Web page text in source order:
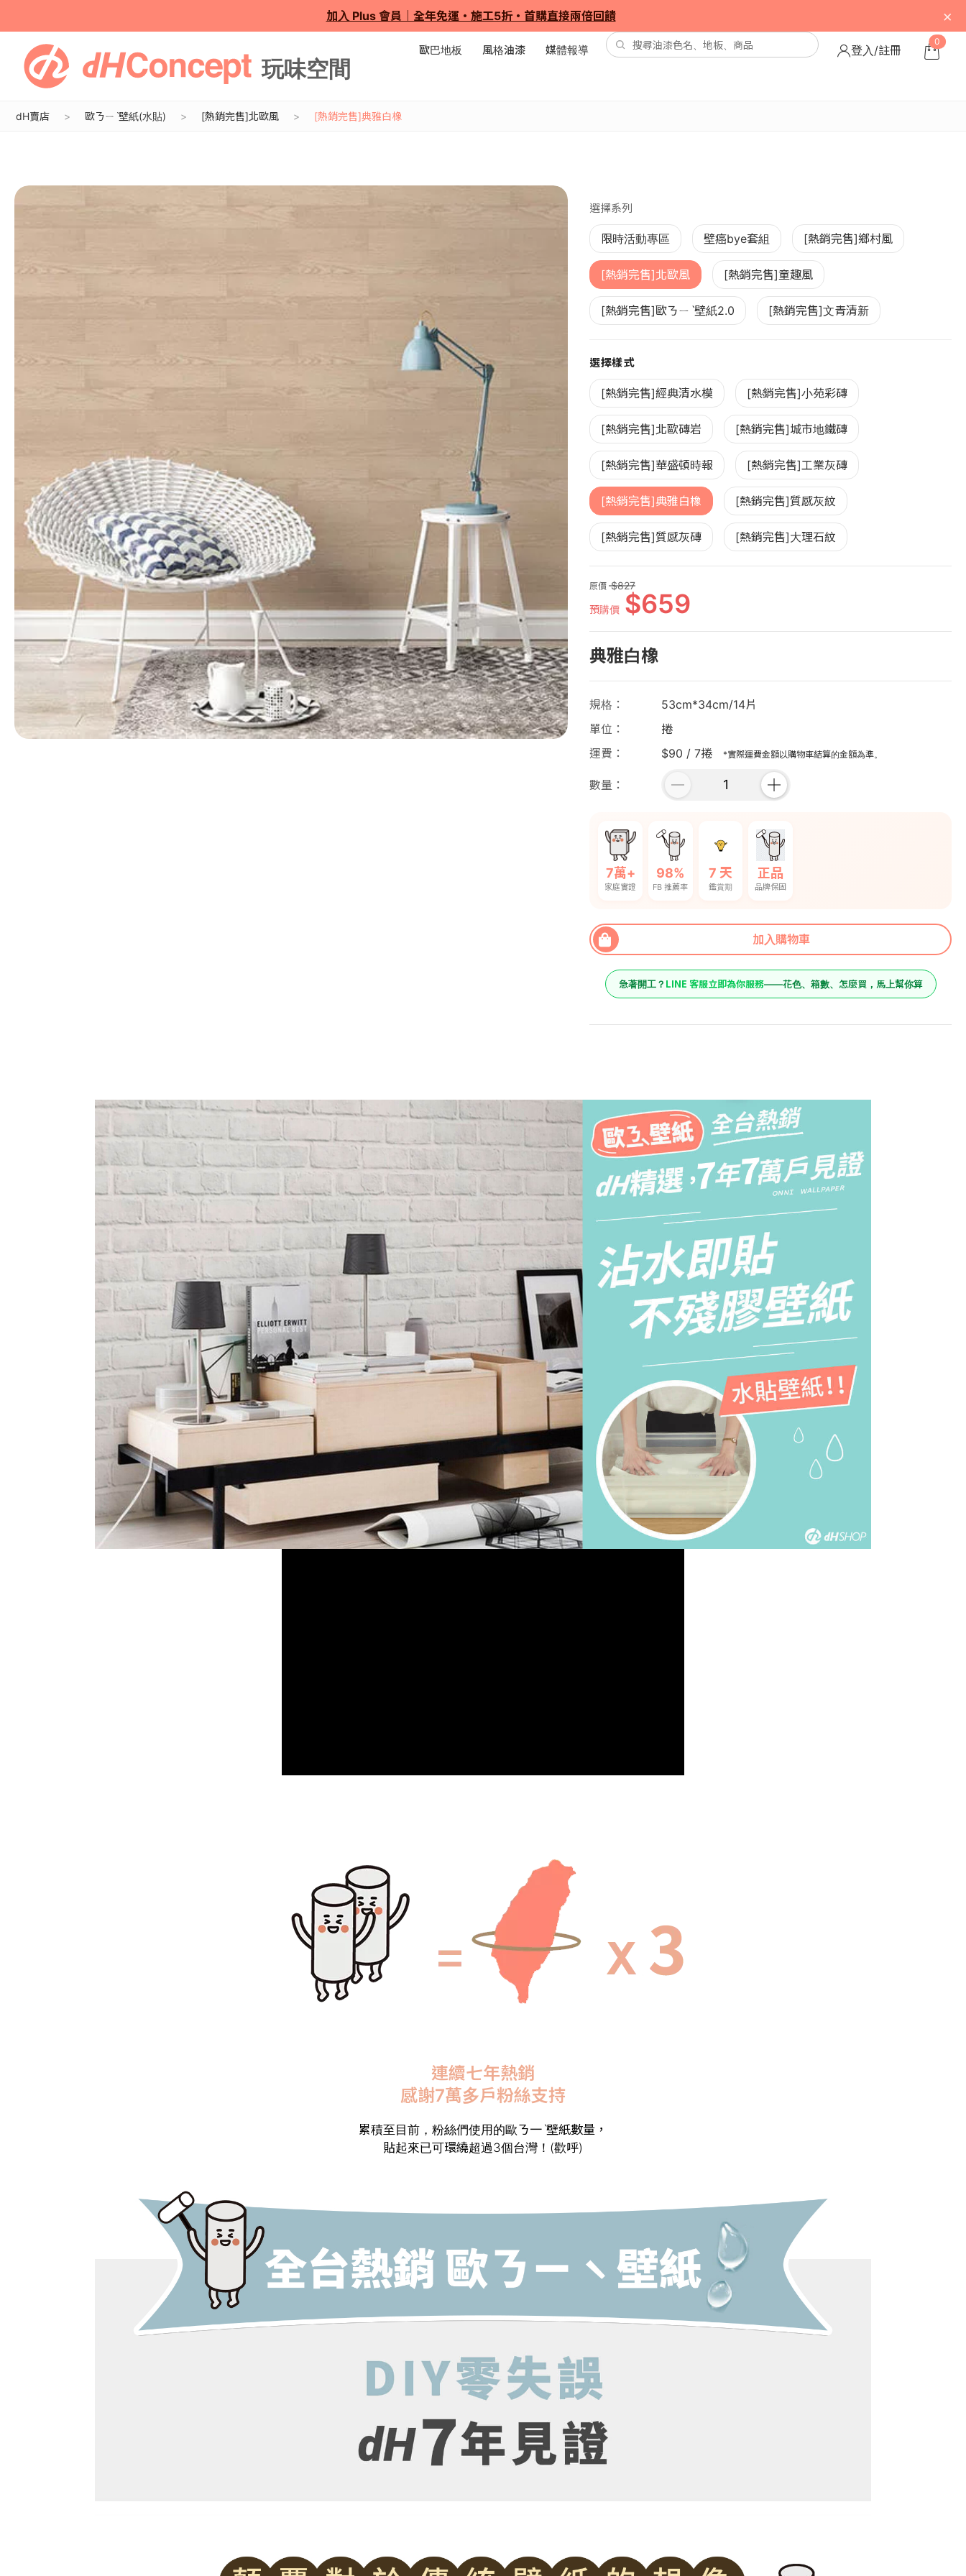
加入 Plus 會員｜全年免運・施工5折・首購直接兩倍回饋 ×
歐巴地板 風格油漆 媒體報導 登入/註冊
0
dH賣店 歐ㄋㄧˋ壁紙(水貼) [熱銷完售]北歐風 [熱銷完售]典雅白橡
選擇系列
限時活動專區 壁癌bye套組 [熱銷完售]鄉村風
[熱銷完售]北歐風 [熱銷完售]童趣風
[熱銷完售]歐ㄋㄧˋ壁紙2.0 [熱銷完售]文青清新
選擇樣式
[熱銷完售]經典清水模 [熱銷完售]小苑彩磚
[熱銷完售]北歐磚岩 [熱銷完售]城市地鐵磚
[熱銷完售]華盛頓時報 [熱銷完售]工業灰磚
[熱銷完售]典雅白橡 [熱銷完售]質感灰紋
[熱銷完售]質感灰磚 [熱銷完售]大理石紋
原價
827
預購價
659
典雅白橡
規格
53cm*34cm/14片
單位
捲
運費
$90 / 7捲 *實際運費金額以購物車結算的金額為準。
數量
7萬+
家庭實證
98%
FB 推薦率
7 天
鑑賞期
正品
品牌保固
加入購物車
急著開工？ LINE 客服立即為你服務——花色、箱數、怎麼買，馬上幫你算
659
連續七年熱銷
感謝7萬多戶粉絲支持
累積至目前，粉絲們使用的歐ㄋ一ˋ壁紙數量，
貼起來已可環繞超過3個台灣！(歡呼)